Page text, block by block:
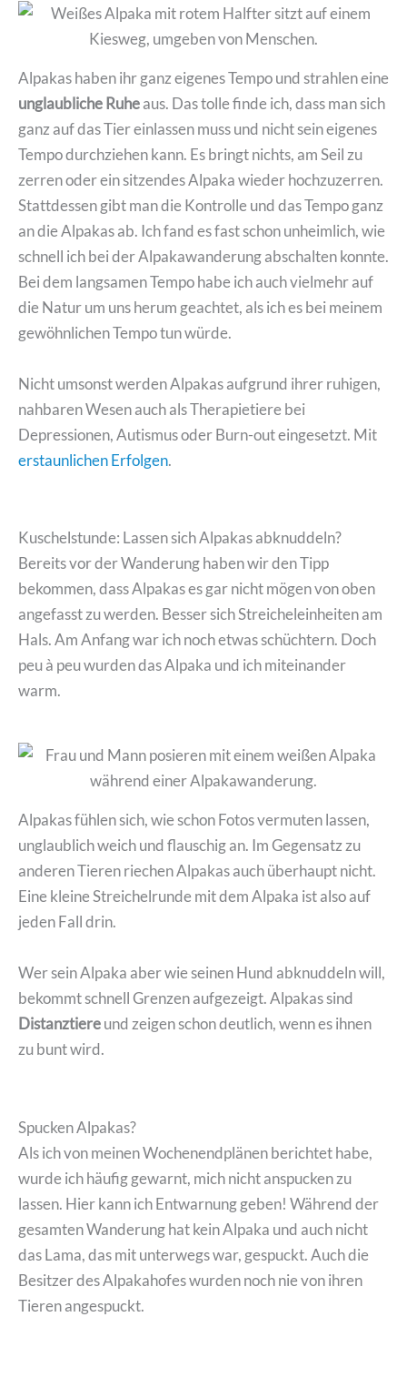
Alpakas haben ihr ganz eigenes Tempo und strahlen eine
unglaubliche Ruheaus. Das tolle finde ich, dass man sich
ganz auf das Tier einlassen muss und nicht sein eigenes
Tempo durchziehen kann. Es bringt nichts, am Seil zu
zerren oder ein sitzendes Alpaka wieder hochzuzerren.
Stattdessen gibt man die Kontrolle und das Tempo ganz
an die Alpakas ab. Ich fand es fast schon unheimlich, wie
schnell ich bei der Alpakawanderung abschalten konnte.
Bei dem langsamen Tempo habe ich auch vielmehr auf
die Natur um uns herum geachtet, als ich es bei meinem
gewöhnlichen Tempo tun würde.
Nicht umsonst werden Alpakas aufgrund ihrer ruhigen,
nahbaren Wesen auch als Therapietiere bei
Depressionen, Autismus oder Burn-out eingesetzt. Mit
erstaunlichen Erfolgen.
Kuschelstunde: Lassen sich Alpakas abknuddeln?
Bereits vor der Wanderung haben wir den Tipp
bekommen, dass Alpakas es gar nicht mögen von oben
angefasst zu werden. Besser sich Streicheleinheiten am
Hals. Am Anfang war ich noch etwas schüchtern. Doch
peu à peu wurden das Alpaka und ich miteinander
warm.
Alpakas fühlen sich, wie schon Fotos vermuten lassen,
unglaublich weich und flauschig an. Im Gegensatz zu
anderen Tieren riechen Alpakas auch überhaupt nicht.
Eine kleine Streichelrunde mit dem Alpaka ist also auf
jeden Fall drin.
Wer sein Alpaka aber wie seinen Hund abknuddeln will,
bekommt schnell Grenzen aufgezeigt. Alpakas sind
Distanztiereund zeigen schon deutlich, wenn es ihnen
zu bunt wird.
Spucken Alpakas?
Als ich von meinen Wochenendplänen berichtet habe,
wurde ich häufig gewarnt, mich nicht anspucken zu
lassen. Hier kann ich Entwarnung geben! Während der
gesamten Wanderung hat kein Alpaka und auch nicht
das Lama, das mit unterwegs war, gespuckt. Auch die
Besitzer des Alpakahofes wurden noch nie von ihren
Tieren angespuckt.